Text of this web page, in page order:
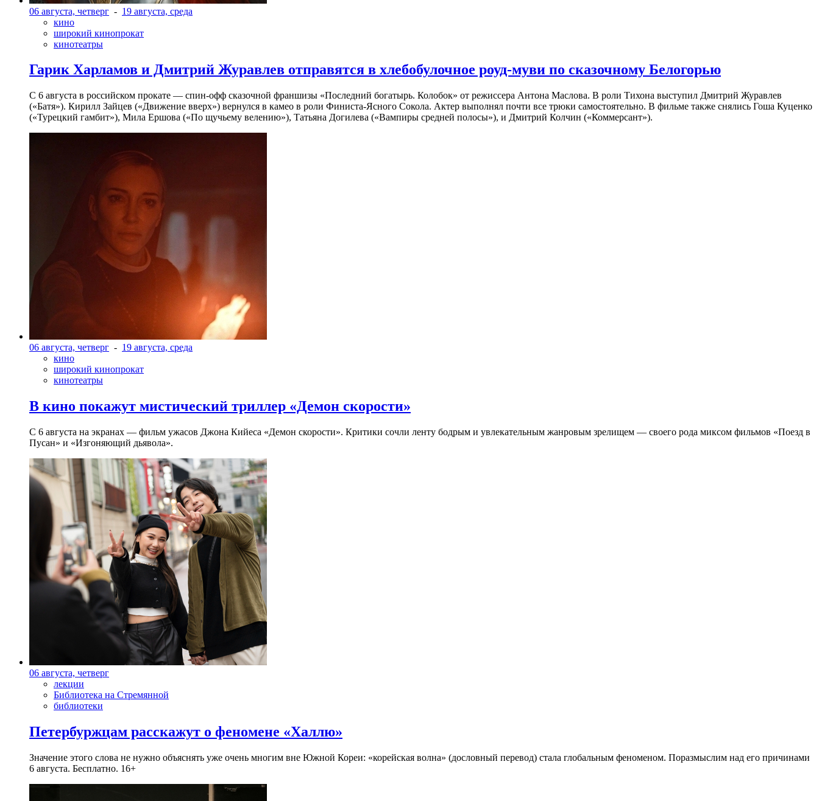
06 августа, четверг - 19 августа, среда
кино
широкий кинопрокат
кинотеатры
Гарик Харламов и Дмитрий Журавлев отправятся в хлебобулочное роуд-муви по сказочному Белогорью
С 6 августа в российском прокате — спин-офф сказочной франшизы «Последний богатырь. Колобок» от режиссера Антона Маслова. В роли Тихона выступил Дмитрий Журавлев
(«Батя»). Кирилл Зайцев («Движение вверх») вернулся в камео в роли Финиста-Ясного Сокола. Актер выполнял почти все трюки самостоятельно. В фильме также снялись Гоша Куценко
(«Турецкий гамбит»), Мила Ершова («По щучьему велению»), Татьяна Догилева («Вампиры средней полосы»), и Дмитрий Колчин («Коммерсант»).
06 августа, четверг - 19 августа, среда
кино
широкий кинопрокат
кинотеатры
В кино покажут мистический триллер «Демон скорости»
С 6 августа на экранах — фильм ужасов Джона Кийеса «Демон скорости». Критики сочли ленту бодрым и увлекательным жанровым зрелищeм — своего рода миксом фильмов «Поезд в
Пусан» и «Изгоняющий дьявола».
06 августа, четверг
лекции
Библиотека на Стремянной
библиотеки
Петербуржцам расскажут о феномене «Халлю»
Значение этого слова не нужно объяснять уже очень многим вне Южной Кореи: «корейская волна» (дословный перевод) стала глобальным феноменом. Поразмыслим над его причинами
6 августа. Бесплатно. 16+